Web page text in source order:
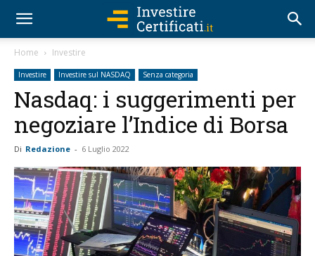
Home Investire
Investire Investire sul NASDAQ Senza categoria
Nasdaq: i suggerimenti per
negoziare l’Indice di Borsa
Di Redazione - 6 Luglio 2022